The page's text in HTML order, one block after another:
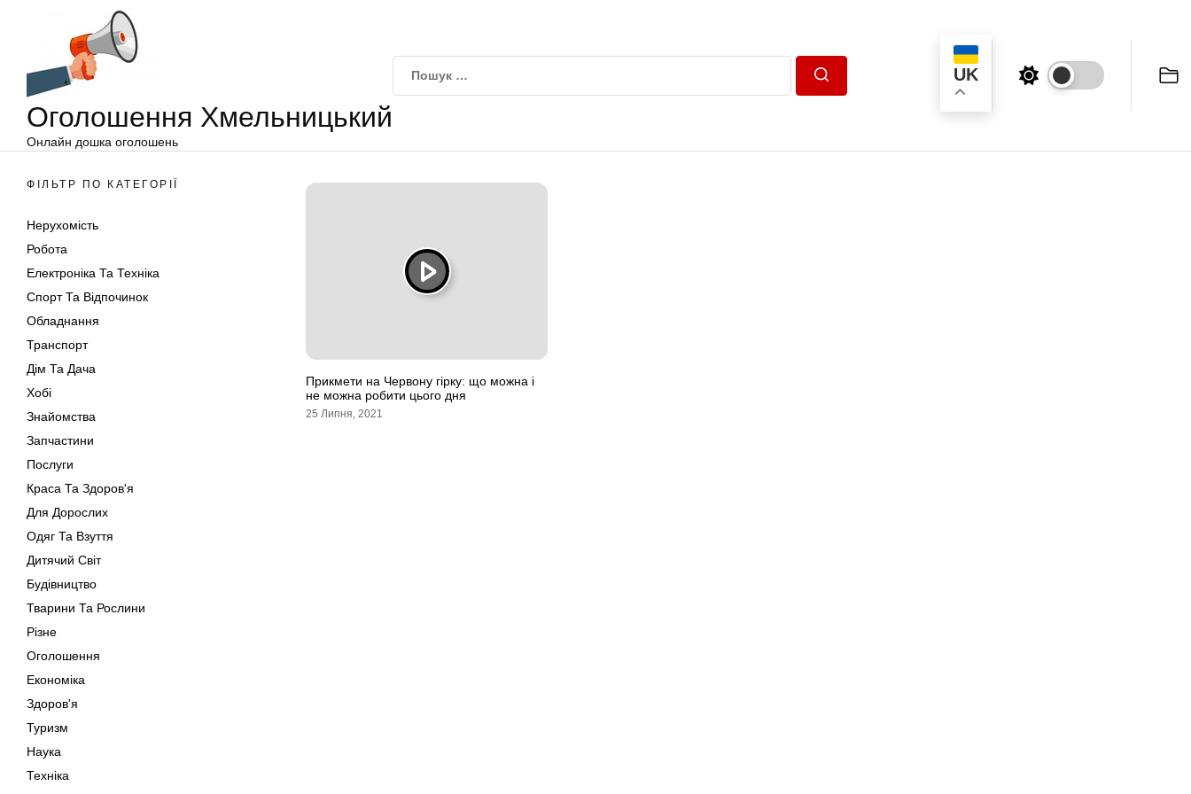
Оголошення Хмельницький
Онлайн дошка оголошень
UK
ФІЛЬТР ПО КАТЕГОРІЇ
Нерухомість
Робота
Електроніка Та Техніка
Спорт Та Відпочинок
Обладнання
Транспорт
Дім Та Дача
Хобі
Знайомства
Запчастини
Послуги
Краса Та Здоров'я
Для Дорослих
Одяг Та Взуття
Дитячий Світ
Будівництво
Тварини Та Рослини
Різне
Оголошення
Економіка
Здоров'я
Туризм
Наука
Техніка
Прикмети на Червону гірку: що можна і
не можна робити цього дня
25 Липня, 2021